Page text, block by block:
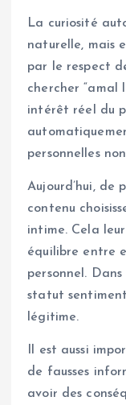
La curiosité
naturelle, mais
par le respect
chercher “amal
intérêt réel du
personnelles
Aujourd’hui, de
contenu
intime. Cela
équilibre entre
personnel.
statut
légitime.
Il est aussi
de fausses
avoir des